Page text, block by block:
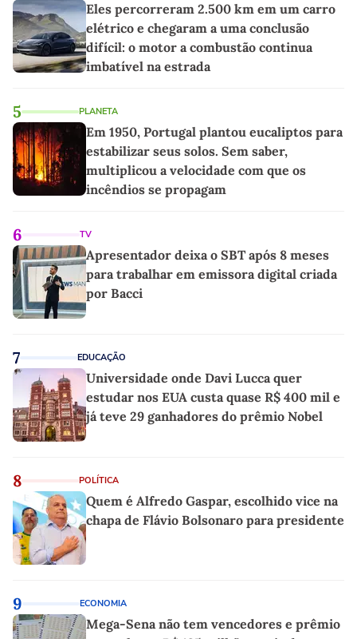
Eles percorreram 2.500 km em um carro
elétrico e chegaram a uma conclusão
difícil: o motor a combustão continua
imbatível na estrada
5 PLANETA
Em 1950, Portugal plantou eucaliptos para
estabilizar seus solos. Sem saber,
multiplicou a velocidade com que os
incêndios se propagam
6 TV
Apresentador deixa o SBT após 8 meses
para trabalhar em emissora digital criada
por Bacci
7 EDUCAÇÃO
Universidade onde Davi Lucca quer
estudar nos EUA custa quase R$ 400 mil e
já teve 29 ganhadores do prêmio Nobel
8 POLÍTICA
Quem é Alfredo Gaspar, escolhido vice na
chapa de Flávio Bolsonaro para presidente
9 ECONOMIA
Mega-Sena não tem vencedores e prêmio